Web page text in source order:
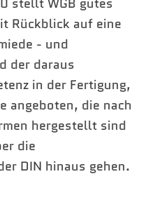
Rückblick auf eine
- und
der daraus
in der Fertigung,
angeboten, die nach
hergestellt sind
die
DIN hinaus gehen.